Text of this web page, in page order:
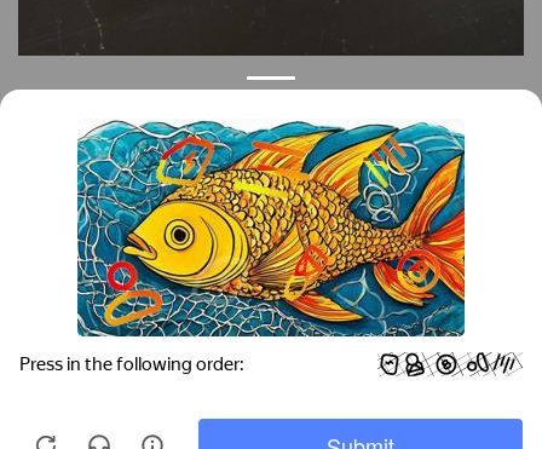
Контакты
Краснодар Тимашевск Темрюк
+7 (861) 298-41-90 +7 (861) 298-41-90
Российская, дом 269/10А
krov@krovsystem.com ЗАКАЗАТЬ ЗВОНОК